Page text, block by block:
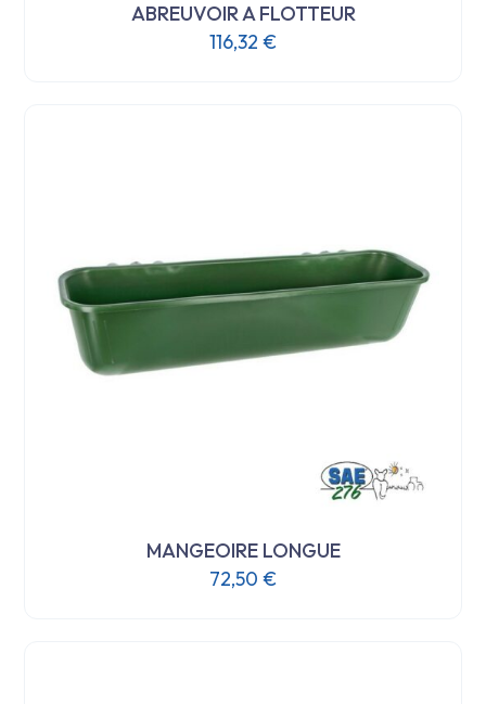
ABREUVOIR A FLOTTEUR
116,32 €
MANGEOIRE LONGUE
72,50 €